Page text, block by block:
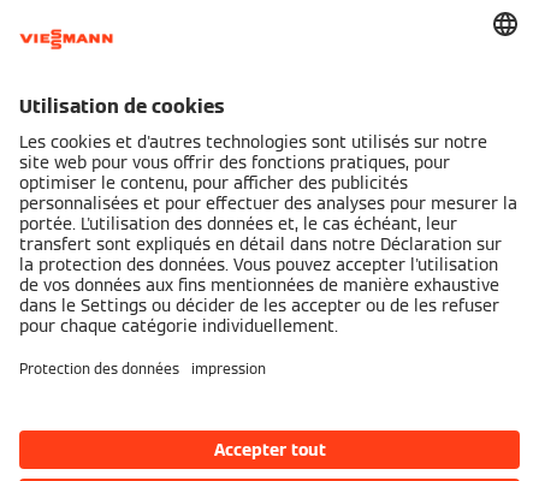
Partenaires de services Viessmann
Mentions légales
Cookie & Tracking